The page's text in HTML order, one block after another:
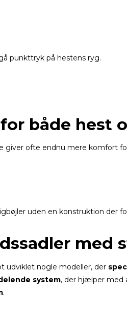
punkttryk på hestens ryg.
både hest
giver ofte endnu mere komfort
uden en konstruktion der
med
udviklet nogle modeller, der
system, der hjælper med
.